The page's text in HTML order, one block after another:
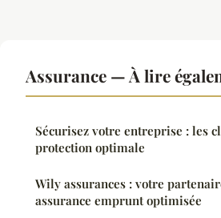
Assurance — À lire
Sécurisez votre entreprise : les
protection optimale
Wily assurances : votre
assurance emprunt optimisée